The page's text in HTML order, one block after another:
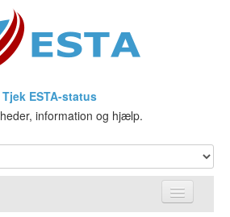
Tjek ESTA-status
information og hjælp.